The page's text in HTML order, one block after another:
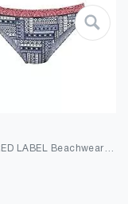
s.Oliver RED LABEL Beachwear LM Damen Cocina Bikini-Unterteile